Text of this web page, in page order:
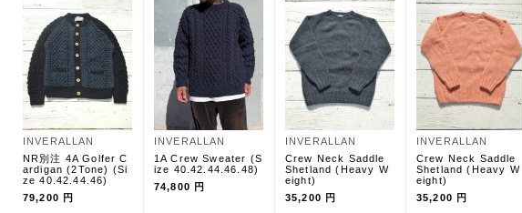
INVERALLAN
NR別注 4A Golfer C
ardigan (2Tone) (Si
ze 40.42.44.46)
79,200 円
INVERALLAN
1A Crew Sweater (S
ize 40.42.44.46.48)
74,800 円
INVERALLAN
Crew Neck Saddle
Shetland (Heavy W
eight)
35,200 円
INVERALLAN
Crew Neck Saddle
Shetland (Heavy W
eight)
35,200 円